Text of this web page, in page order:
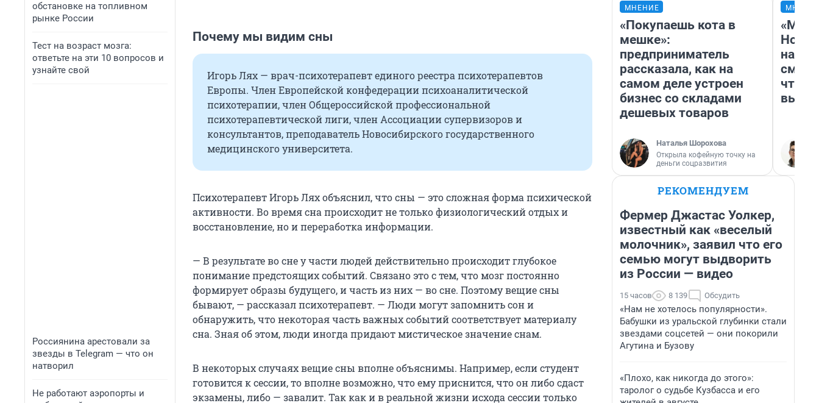
обстановке на топливном
рынке России
Тест на возраст мозга:
ответьте на эти 10 вопросов и
узнайте свой
Россиянина арестовали за
звезды в Telegram — что он
натворил
Не работают аэропорты и
Почему мы видим сны
Игорь Лях — врач-психотерапевт единого реестра психотерапевтов
Европы. Член Европейской конфедерации психоаналитической
психотерапии, член Общероссийской профессиональной
психотерапевтической лиги, член Ассоциации супервизоров и
консультантов, преподаватель Новосибирского государственного
медицинского университета.
Психотерапевт Игорь Лях объяснил, что сны — это сложная форма психической
активности. Во время сна происходит не только физиологический отдых и
восстановление, но и переработка информации.
— В результате во сне у части людей действительно происходит глубокое
понимание предстоящих событий. Связано это с тем, что мозг постоянно
формирует образы будущего, и часть из них — во сне. Поэтому вещие сны
бывают, — рассказал психотерапевт. — Люди могут запомнить сон и
обнаружить, что некоторая часть важных событий соответствует материалу
сна. Зная об этом, люди иногда придают мистическое значение снам.
В некоторых случаях вещие сны вполне объяснимы. Например, если студент
готовится к сессии, то вполне возможно, что ему приснится, что он либо сдаст
экзамены, либо — завалит. Так как и в реальной жизни исхода сессии только
МНЕНИЕ
«Покупаешь кота в
мешке»:
предприниматель
рассказала, как на
самом деле устроен
бизнес со складами
дешевых товаров
Наталья Шорохова
Открыла кофейную точку на
деньги соцразвития
«Мы
РЕКОМЕНДУЕМ
Фермер Джастас Уолкер,
известный как «веселый
молочник», заявил что его
семью могут выдворить
из России — видео
15 часов 8 139 Обсудить
«Нам не хотелось популярности».
Бабушки из уральской глубинки стали
звездами соцсетей — они покорили
Агутина и Бузову
«Плохо, как никогда до этого»:
таролог о судьбе Кузбасса и его